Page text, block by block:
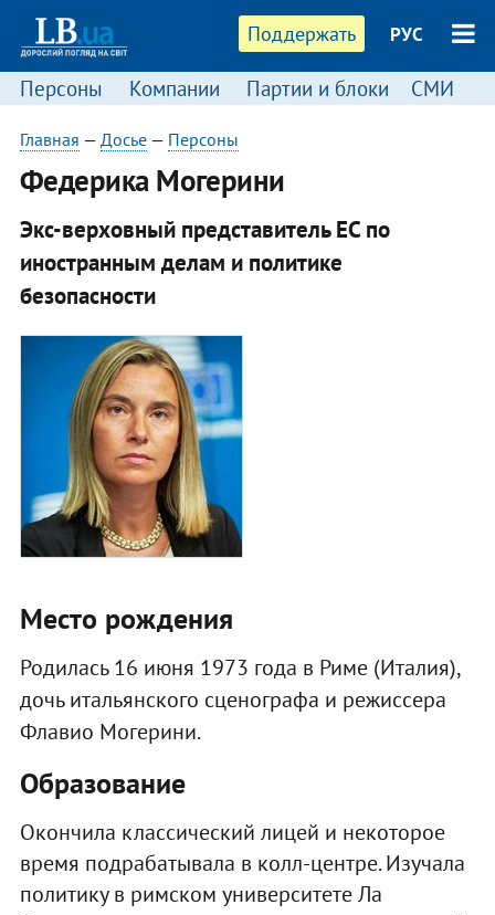
Поддержать РУС
Персоны Компании Партии и блоки СМИ
Главная — Досье— Персоны
Федерика Могерини
Экс-верховный представитель ЕС по
иностранным делам и политике
безопасности
Место рождения
Родилась 16 июня 1973 года в Риме (Италия),
дочь итальянского сценографа и режиссера
Флавио Могерини.
Образование
Окончила классический лицей и некоторое
время подрабатывала в колл-центре. Изучала
политику в римском университете Ла